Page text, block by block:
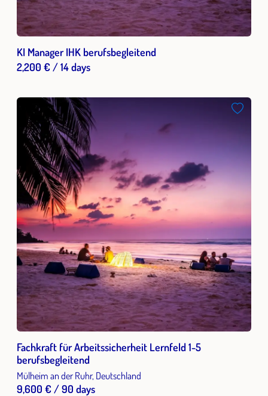
KI Manager IHK berufsbegleitend
2,200 € / 14 days
Fachkraft für Arbeitssicherheit Lernfeld 1-5
berufsbegleitend
Mülheim an der Ruhr, Deutschland
9,600 € / 90 days